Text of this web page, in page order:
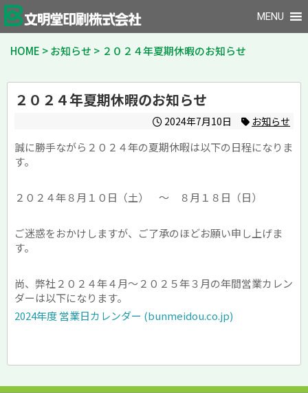
MENU
HOME >お知らせ > ２０２４年夏期休暇のお知らせ
２０２４年夏期休暇のお知らせ
2024年7月10日 お知らせ
誠に勝手ながら２０２４年の夏期休暇は以下の日程になりま
す。
２０２４年８月１０日（土） 〜 ８月１８日（日）
ご迷惑をおかけしますが、ご了承のほどお願い申し上げま
す。
尚、弊社２０２４年４月〜２０２５年３月の年間営業カレン
ダーは以下になります。
2024年度 営業日カレンダー (bunmeidou.co.jp)